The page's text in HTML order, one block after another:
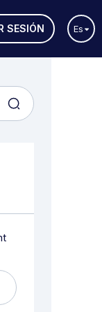
SESIÓN Es